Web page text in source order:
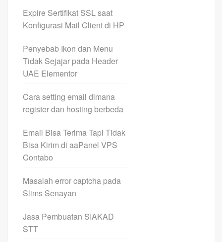
Expire Sertifikat SSL saat
Konfigurasi Mail Client di HP
Penyebab Ikon dan Menu
Tidak Sejajar pada Header
UAE Elementor
Cara setting email dimana
register dan hosting berbeda
Email Bisa Terima Tapi Tidak
Bisa Kirim di aaPanel VPS
Contabo
Masalah error captcha pada
Slims Senayan
Jasa Pembuatan SIAKAD
STT